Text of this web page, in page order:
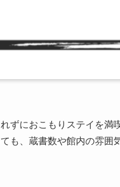
ずにおこもりステイを満
も、蔵書数や館内の雰囲